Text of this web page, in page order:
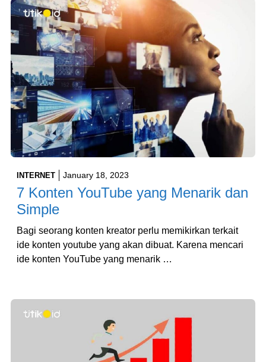
INTERNET January 18, 2023
7 Konten YouTube yang Menarik dan
Simple
Bagi seorang konten kreator perlu memikirkan terkait
ide konten youtube yang akan dibuat. Karena mencari
ide konten YouTube yang menarik …